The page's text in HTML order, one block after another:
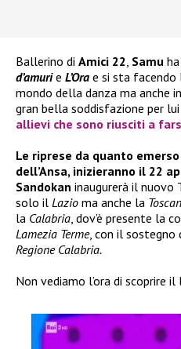
Ballerino di Amici 22, Samu
d’amurie L’Ora e si sta facendo
mondo della danza ma anche
gran bella soddisfazione per
allievi che sono riusciti a
Le riprese da quanto
dell’Ansa, inizieranno il 22
Sandokan inaugurerà il nuovo
solo il Lazio ma anche la
la Calabria, dov’è presente la
Lamezia Terme, con il sostegno
Regione Calabria.
Non vediamo l’ora di scoprire